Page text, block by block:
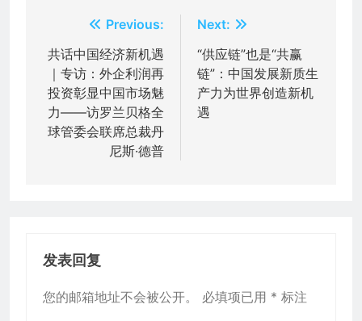
章
导
航
Previous:
共话中国经济新机遇
｜专访：外企利润再
投资彰显中国市场魅
力——访罗兰贝格全
球管委会联席总裁丹
尼斯·德普
Next:
“供应链”也是“共赢
链”：中国发展新质生
产力为世界创造新机
遇
发表回复
您的邮箱地址不会被公开。 必填项已用 * 标注